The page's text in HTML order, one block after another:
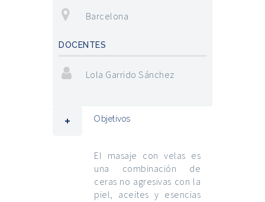
Barcelona
DOCENTES
Lola Garrido Sánchez
Objetivos
El masaje con velas es
una combinación de
ceras no agresivas con la
piel, aceites y esencias